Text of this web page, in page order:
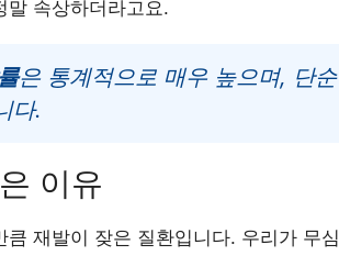
말 속상하더라고요.
은 통계적으로 매우 높으며, 단순
다.
이유
재발이 잦은 질환입니다. 우리가 무심